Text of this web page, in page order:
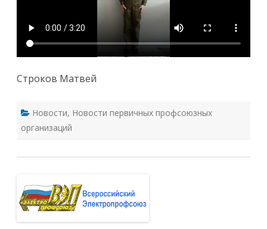
Строков Матвей
Новости, Новости первичных профсоюзных
организаций